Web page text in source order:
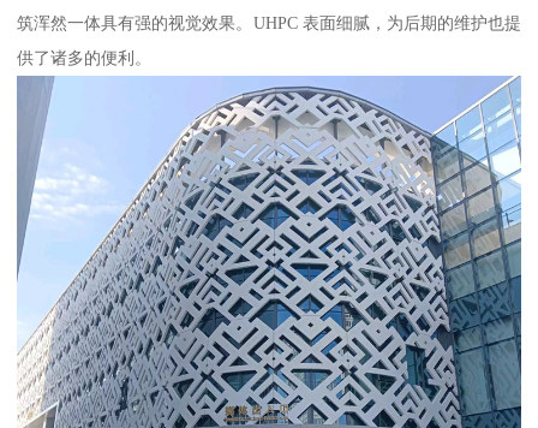
筑浑然一体具有强的视觉效果。UHPC 表面细腻，为后期的维护也提
供了诸多的便利。